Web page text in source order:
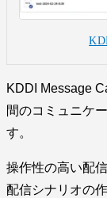
KDDI Message
間のコミュニケ
す。
操作性の高い配
配信シナリオの